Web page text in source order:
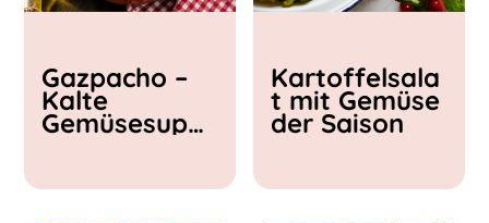
< 15 min
15 - 30 min
30 - 60 min
Gazpacho –
Kalte
Gemüsesupp
Kartoffelsala
t mit Gemüse
der Saison